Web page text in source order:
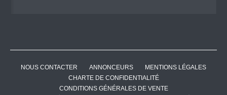
NOUS CONTACTER ANNONCEURS
MENTIONS LÉGALES
CHARTE DE CONFIDENTIALITÉ
CONDITIONS GÉNÉRALES DE VENTE